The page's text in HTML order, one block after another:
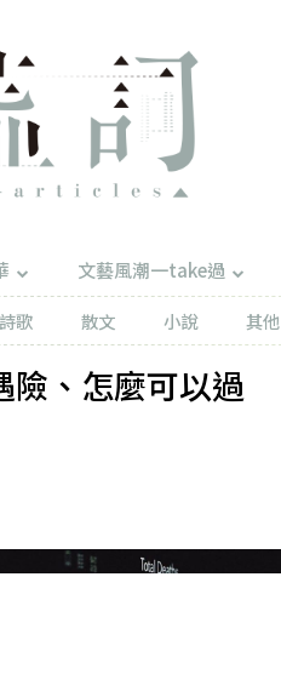
文藝風潮一take過
詩歌 散文 小說 其他
險、怎麼可以過